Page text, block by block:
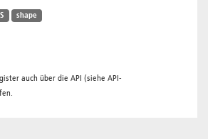
shape
auch über die API (siehe API-